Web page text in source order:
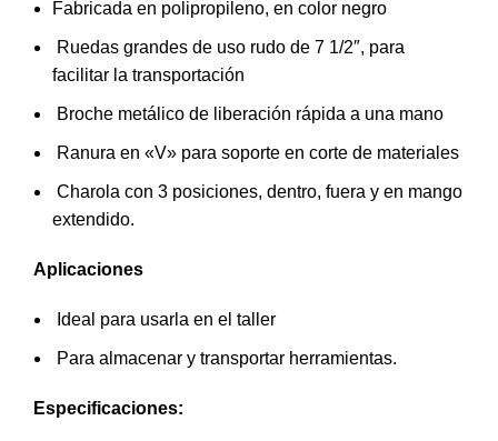
Fabricada en polipropileno, en color negro
Ruedas grandes de uso rudo de 7 1/2″, para
facilitar la transportación
Broche metálico de liberación rápida a una mano
Ranura en «V» para soporte en corte de materiales
Charola con 3 posiciones, dentro, fuera y en mango
extendido.
Aplicaciones
Ideal para usarla en el taller
Para almacenar y transportar herramientas.
Especificaciones: